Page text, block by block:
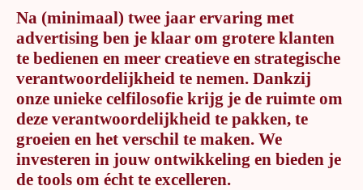
Na (minimaal) twee jaar ervaring met
advertising ben je klaar om grotere klanten
te bedienen en meer creatieve en strategische
verantwoordelijkheid te nemen. Dankzij
onze unieke celfilosofie krijg je de ruimte om
deze verantwoordelijkheid te pakken, te
groeien en het verschil te maken. We
investeren in jouw ontwikkeling en bieden je
de tools om écht te excelleren.